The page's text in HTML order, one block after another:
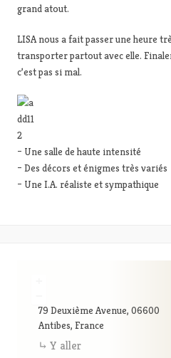
grand atout.
LISA nous a fait passer une heure
transporter partout avec elle.
c’est pas si mal.
– Une salle de haute intensité
– Des décors et énigmes très variés
– Une I.A. réaliste et sympathique
79 Deuxième Avenue, 06600
Antibes, France
Y aller